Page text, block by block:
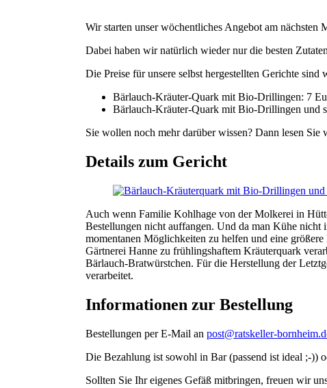
Wir starten unser wöchentliches Angebot am
Dabei haben wir natürlich wieder nur die besten
Die Preise für unsere selbst hergestellten Gerichte sind
Bärlauch-Kräuter-Quark mit Bio-Drillingen: 7
Bärlauch-Kräuter-Quark mit Bio-Drillingen und
Sie wollen noch mehr darüber wissen? Dann lesen Sie
Details zum Gericht
Auch wenn Familie Kohlhage von der Molkerei in
Bestellungen nicht auffangen. Und da man Kühe
momentanen Möglichkeiten zu helfen und eine
Gärtnerei Hanne zu frühlingshaftem Kräuterquark
Bärlauch-Bratwürstchen. Für die Herstellung der
verarbeitet.
Informationen zur Bestellung
Bestellungen per E-Mail an post@ratskeller-
Die Bezahlung ist sowohl in Bar (passend ist ideal ;-))
Sollten Sie Ihr eigenes Gefäß mitbringen, freuen wir